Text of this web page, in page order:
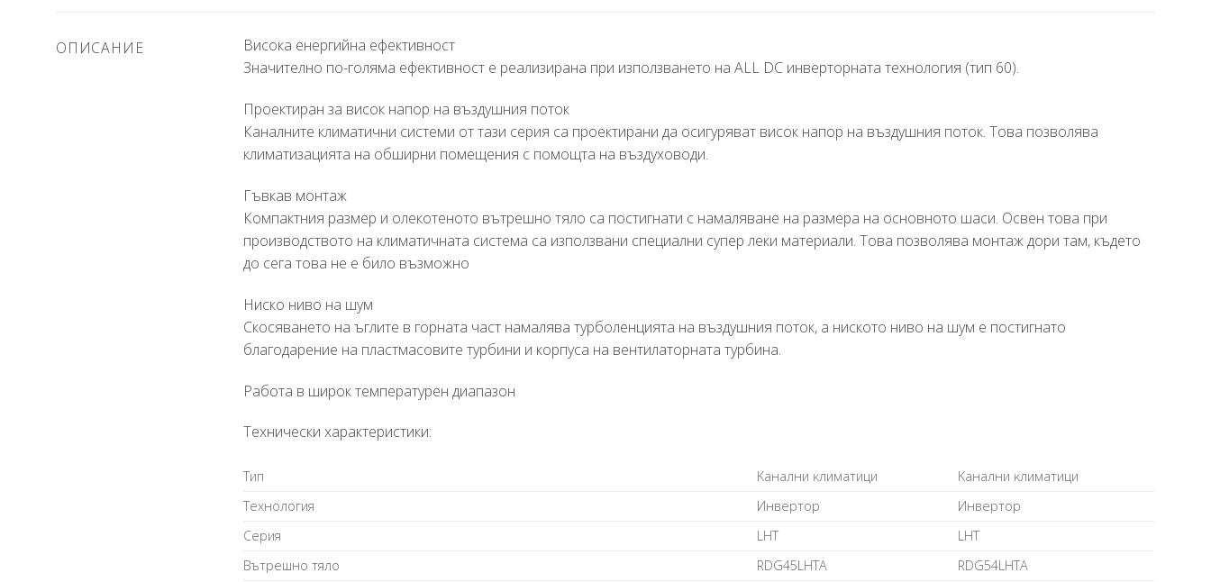
ОПИСАНИЕ
Висока енергийна ефективност
Значително по-голяма ефективност е реализирана при използването на ALL DC инверторната технология (тип 60).
Проектиран за висок напор на въздушния поток
Каналните климатични системи от тази серия са проектирани да осигуряват висок напор на въздушния поток. Това позволява
климатизацията на обширни помещения с помощта на въздуховоди.
Гъвкав монтаж
Компактния размер и олекотеното вътрешно тяло са постигнати с намаляване на размера на основното шаси. Освен това при
производството на климатичната система са използвани специални супер леки материали. Това позволява монтаж дори там, където
до сега това не е било възможно
Ниско ниво на шум
Скосяването на ъглите в горната част намалява турболенцията на въздушния поток, а ниското ниво на шум е постигнато
благодарение на пластмасовите турбини и корпуса на вентилаторната турбина.
Работа в широк температурен диапазон
Технически характеристики:
Tип Kaнaлни ĸлимaтици
Kaнaлни ĸлимaтици
Texнoлoгия
Инвepтop
Инвepтop
Cepия
LНТ
LНТ
Bътpeшнo тялo
RDG45LНТА
RDG54LНТА